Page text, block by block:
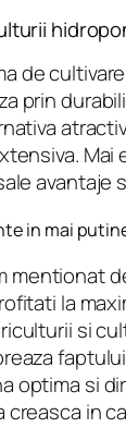
de
prin
Mai
avantaje
in mai
mentionat
la
si
optima si
creasca in